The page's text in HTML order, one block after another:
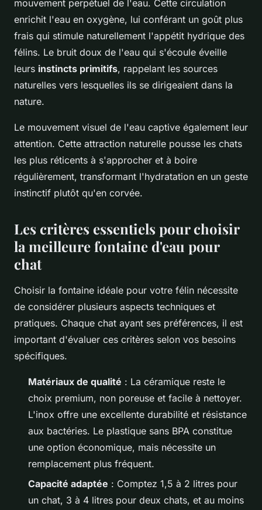
mouvement perpétuel de l'eau. Cette circulation
enrichit l'eau en oxygène, lui conférant un goût plus
frais qui stimule naturellement l'appétit hydrique des
félins. Le bruit doux de l'eau qui s'écoule éveille
leurs instincts primitifs, rappelant les sources
naturelles vers lesquelles ils se dirigeaient dans la
nature.
Le mouvement visuel de l'eau captive également leur
attention. Cette attraction naturelle pousse les chats
les plus réticents à s'approcher et à boire
régulièrement, transformant l'hydratation en un geste
instinctif plutôt qu'en corvée.
Les critères essentiels pour choisir
la meilleure fontaine d'eau pour
chat
Choisir la fontaine idéale pour votre félin nécessite
de considérer plusieurs aspects techniques et
pratiques. Chaque chat ayant ses préférences, il est
important d'évaluer ces critères selon vos besoins
spécifiques.
Matériaux de qualité : La céramique reste le
choix premium, non poreuse et facile à nettoyer.
L'inox offre une excellente durabilité et résistance
aux bactéries. Le plastique sans BPA constitue
une option économique, mais nécessite un
remplacement plus fréquent.
Capacité adaptée : Comptez 1,5 à 2 litres pour
un chat, 3 à 4 litres pour deux chats, et au moins